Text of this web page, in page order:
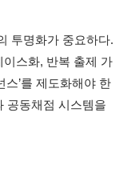
투명화가 중요하다.
스화, 반복 출제 가
스’를 제도화해야 한
공동채점 시스템을